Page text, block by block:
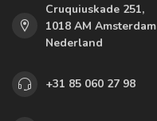
Cruquiuskade 251,
1018 AM Amsterdam
Nederland
+31 85 060 27 98